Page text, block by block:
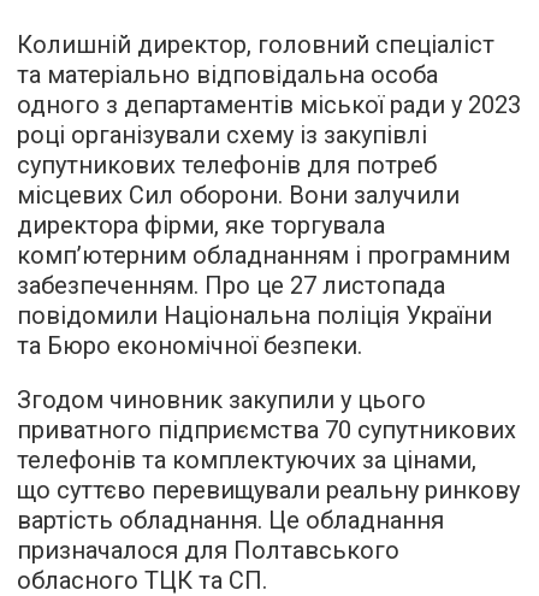
Колишній директор, головний спеціаліст
та матеріально відповідальна особа
одного з департаментів міської ради у 2023
році організували схему із закупівлі
супутникових телефонів для потреб
місцевих Сил оборони. Вони залучили
директора фірми, яке торгувала
комп’ютерним обладнанням і програмним
забезпеченням. Про це 27 листопада
повідомили Національна поліція України
та Бюро економічної безпеки.
Згодом чиновник закупили у цього
приватного підприємства 70 супутникових
телефонів та комплектуючих за цінами,
що суттєво перевищували реальну ринкову
вартість обладнання. Це обладнання
призначалося для Полтавського
обласного ТЦК та СП.